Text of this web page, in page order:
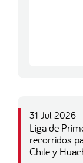
31 Jul 2026
Liga de
recorridos
Chile y